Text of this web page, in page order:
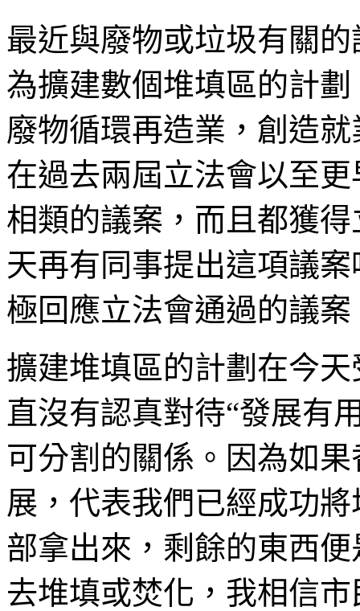
最近與廢物或垃圾有關
為擴建數個堆填區的計
廢物循環再造業，創造
在過去兩屆立法會以至
相類的議案，而且都獲
天再有同事提出這項議
極回應立法會通過的議案
擴建堆填區的計劃在今
直沒有認真對待“發展有
可分割的關係。因為如
展，代表我們已經成功
部拿出來，剩餘的東西
去堆填或焚化，我相信